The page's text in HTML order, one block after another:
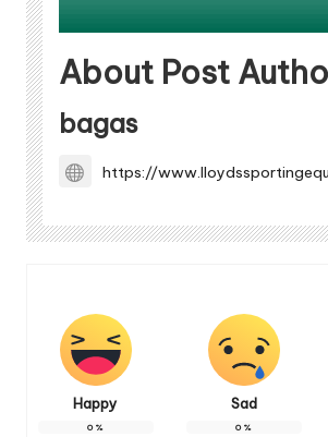
About Post
bagas
https://
Happy
0%
Sad
0%